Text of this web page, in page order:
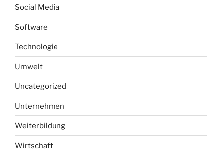
Social Media
Software
Technologie
Umwelt
Uncategorized
Unternehmen
Weiterbildung
Wirtschaft